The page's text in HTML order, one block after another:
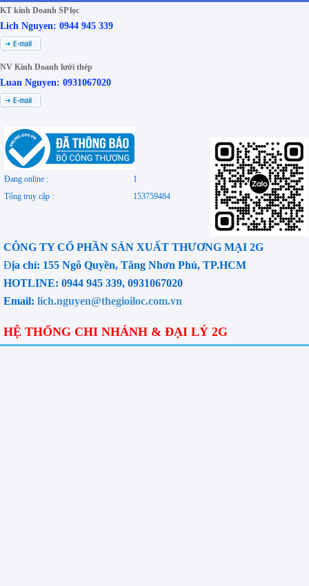
KT kinh Doanh SP lọc
Lich Nguyen: 0944 945 339
NV Kinh Doanh lưới thép
Luan Nguyen: 0931067020
Đang online :
1
Tổng truy cập :
153759484
CÔNG TY CỔ PHẦN SẢN XUẤT THƯƠNG MẠI 2G
Địa chỉ: 155 Ngô Quyền, Tăng Nhơn Phú, TP.HCM
HOTLINE: 0944 945 339, 0931067020
Email: lich.nguyen@thegioiloc.com.vn
HỆ THỐNG CHI NHÁNH & ĐẠI LÝ 2G